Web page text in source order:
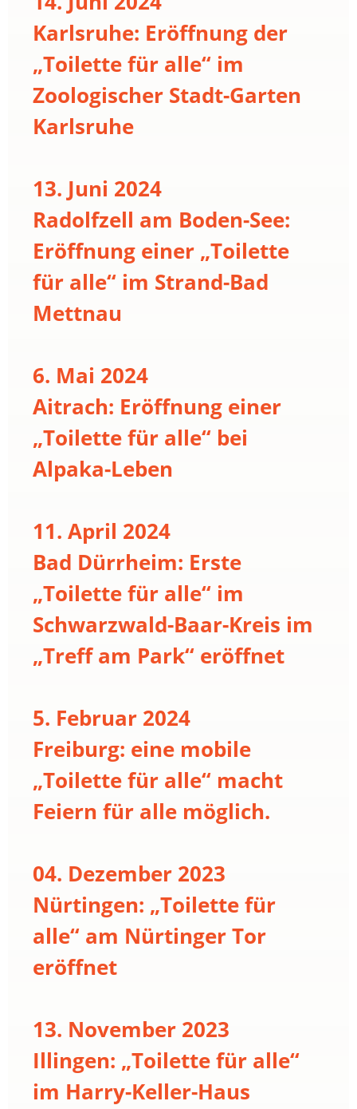
Karlsruhe: Eröffnung der
„Toilette für alle“ im
Zoologischer Stadt-Garten
Karlsruhe
13. Juni 2024
Radolfzell am Boden-See:
Eröffnung einer „Toilette
für alle“ im Strand-Bad
Mettnau
6. Mai 2024
Aitrach: Eröffnung einer
„Toilette für alle“ bei
Alpaka-Leben
11. April 2024
Bad Dürrheim: Erste
„Toilette für alle“ im
Schwarzwald-Baar-Kreis im
„Treff am Park“ eröffnet
5. Februar 2024
Freiburg: eine mobile
„Toilette für alle“ macht
Feiern für alle möglich.
04. Dezember 2023
Nürtingen: „Toilette für
alle“ am Nürtinger Tor
eröffnet
13. November 2023
Illingen: „Toilette für alle“
im Harry-Keller-Haus